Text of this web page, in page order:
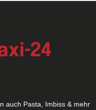
auch Pasta, Imbiss & mehr